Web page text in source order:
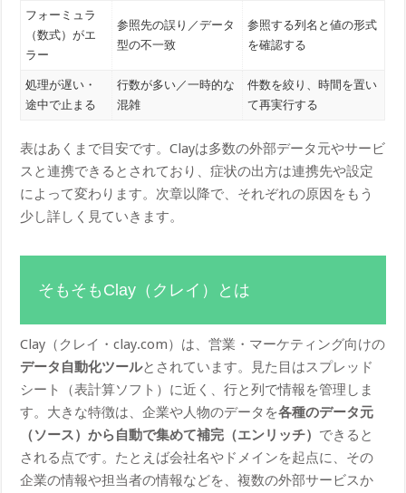
フォーミュラ
（数式）がエ
ラー
参照先の誤り／データ
型の不一致
参照する列名と値の形式
を確認する
処理が遅い・
途中で止まる
行数が多い／一時的な
混雑
件数を絞り、時間を置い
て再実行する
表はあくまで目安です。Clayは多数の外部データ元やサービ
スと連携できるとされており、症状の出方は連携先や設定
によって変わります。次章以降で、それぞれの原因をもう
少し詳しく見ていきます。
そもそもClay（クレイ）とは
Clay（クレイ・clay.com）は、営業・マーケティング向けの
データ自動化ツールとされています。見た目はスプレッド
シート（表計算ソフト）に近く、行と列で情報を管理しま
す。大きな特徴は、企業や人物のデータを各種のデータ元
（ソース）から自動で集めて補完（エンリッチ） できると
される点です。たとえば会社名やドメインを起点に、その
企業の情報や担当者の情報などを、複数の外部サービスか